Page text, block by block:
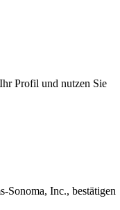
Profil und nutzen Sie
Sonoma, Inc., bestätigen